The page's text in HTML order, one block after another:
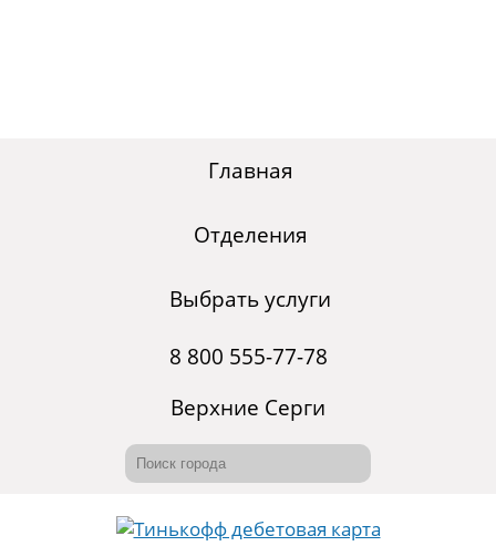
Главная
Отделения
Выбрать услуги
8 800 555-77-78
Верхние Серги